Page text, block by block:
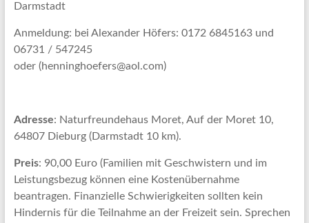
Darmstadt
Anmeldung: bei Alexander Höfers: 0172 6845163 und
06731 / 547245
oder (henninghoefers@aol.com)
Adresse: Naturfreundehaus Moret, Auf der Moret 10,
64807 Dieburg (Darmstadt 10 km).
Preis: 90,00 Euro (Familien mit Geschwistern und im
Leistungsbezug können eine Kostenübernahme
beantragen. Finanzielle Schwierigkeiten sollten kein
Hindernis für die Teilnahme an der Freizeit sein. Sprechen